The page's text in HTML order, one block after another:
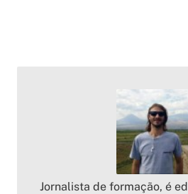
Jornalista de formação, é